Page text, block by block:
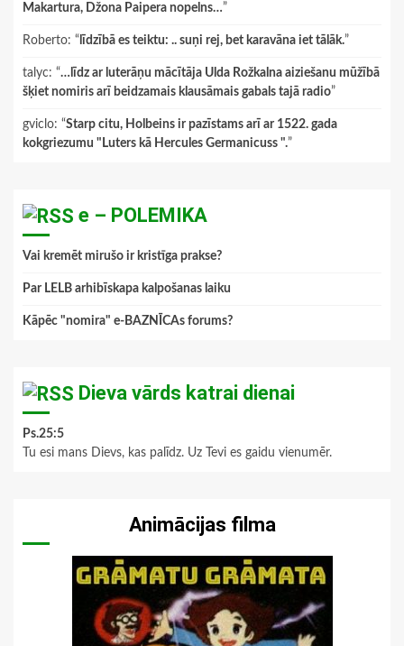
Makartura, Džona Paipera nopelns…”
Roberto: “ līdzībā es teiktu: .. suņi rej, bet karavāna iet tālāk.”
talyc: “…līdz ar luterāņu mācītāja Ulda Rožkalna aiziešanu mūžībā
šķiet nomiris arī beidzamais klausāmais gabals tajā radio”
gviclo: “Starp citu, Holbeins ir pazīstams arī ar 1522. gada
kokgriezumu "Luters kā Hercules Germanicuss ".”
e – POLEMIKA
Vai kremēt mirušo ir kristīga prakse?
Par LELB arhibīskapa kalpošanas laiku
Kāpēc "nomira" e-BAZNĪCAs forums?
Dieva vārds katrai dienai
Ps.25:5
Tu esi mans Dievs, kas palīdz. Uz Tevi es gaidu vienumēr.
Animācijas filma